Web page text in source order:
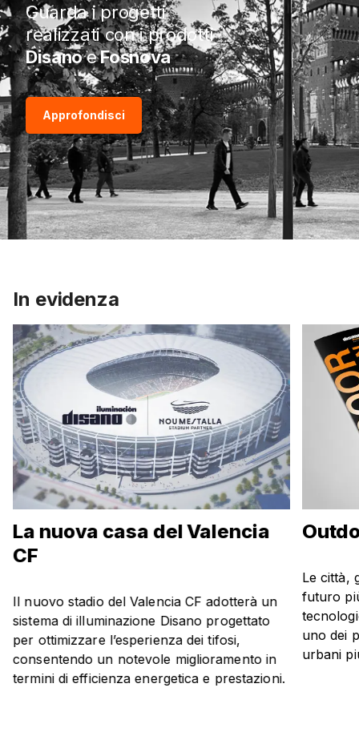
Guarda i progetti
realizzati con i prodotti
DisanoeFosnova
Approfondisci
In evidenza
La nuova casa del Valencia
CF
Il nuovo stadio del Valencia CF adotterà un
sistema di illuminazione Disano progettato
per ottimizzare l’esperienza dei tifosi,
consentendo un notevole miglioramento in
termini di efficienza energetica e prestazioni.
Le città,
futuro
uno dei
urbani